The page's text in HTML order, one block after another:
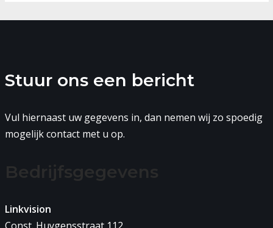
Stuur ons een bericht
Vul hiernaast uw gegevens in, dan nemen wij zo spoedig
mogelijk contact met u op.
Bedrijfsgegevens
Linkvision